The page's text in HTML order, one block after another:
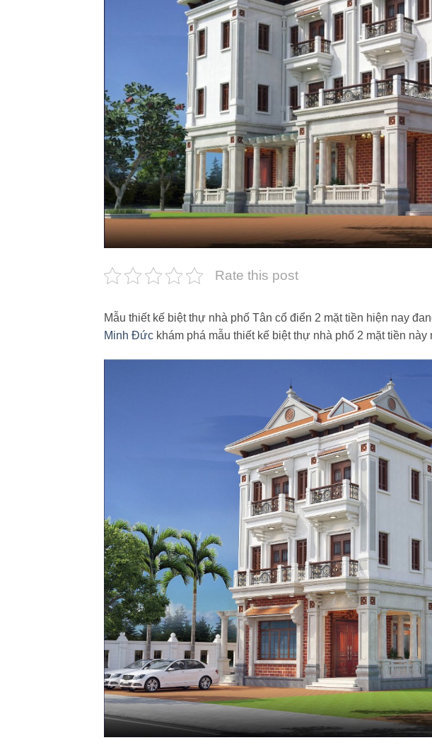
Rate this post
Mẫu thiết kế biệt thự nhà phố Tân cổ điển 2 mặt tiền hiện nay
Minh Đức khám phá mẫu thiết kế biệt thự nhà phố 2 mặt tiền này